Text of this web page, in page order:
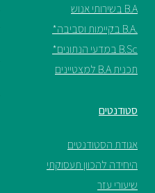
B.A בשירותי אנוש
.B.A בקיימות וסביבה*
B.Sc במדעי הנתונים*
תכנית B.A למצטיינים
סטודנטים
אגודת הסטודנטים
היחידה להכוון תעסוקתי
שיעורי עזר